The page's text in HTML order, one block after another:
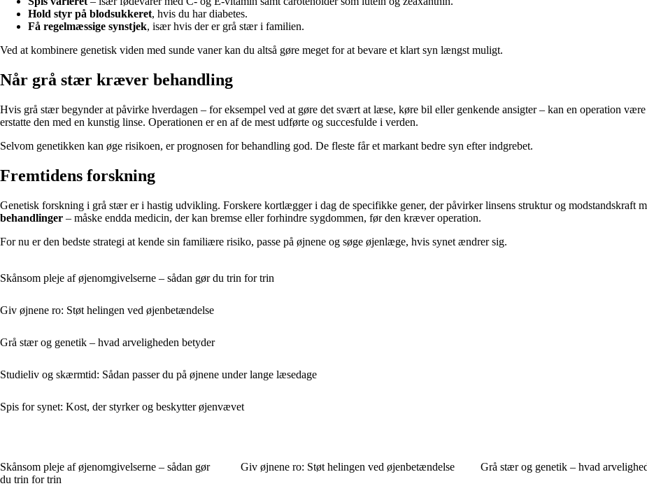
Hold styr på blodsukkeret, hvis du har diabetes.
Få regelmæssige synstjek, især hvis der er grå stær i familien.
Ved at kombinere genetisk viden med sunde vaner kan du altså gøre meget for at bevare et klart syn længst muligt.
Når grå stær kræver behandling
Hvis grå stær begynder at påvirke hverdagen – for eksempel ved at gøre det svært at læse, køre bil eller genkende ansigter – kan en operation
erstatte den med en kunstig linse. Operationen er en af de mest udførte og succesfulde i verden.
Selvom genetikken kan øge risikoen, er prognosen for behandling god. De fleste får et markant bedre syn efter indgrebet.
Fremtidens forskning
Genetisk forskning i grå stær er i hastig udvikling. Forskere kortlægger i dag de specifikke gener, der påvirker linsens struktur og modstandskraft
behandlinger – måske endda medicin, der kan bremse eller forhindre sygdommen, før den kræver operation.
For nu er den bedste strategi at kende sin familiære risiko, passe på øjnene og søge øjenlæge, hvis synet ændrer sig.
Skånsom pleje af øjenomgivelserne – sådan gør du trin for trin
Giv øjnene ro: Støt helingen ved øjenbetændelse
Grå stær og genetik – hvad arveligheden betyder
Studieliv og skærmtid: Sådan passer du på øjnene under lange læsedage
Spis for synet: Kost, der styrker og beskytter øjenvævet
Skånsom pleje af øjenomgivelserne – sådan gør
du trin for trin
Giv øjnene ro: Støt helingen ved øjenbetændelse Grå stær og genetik – hvad